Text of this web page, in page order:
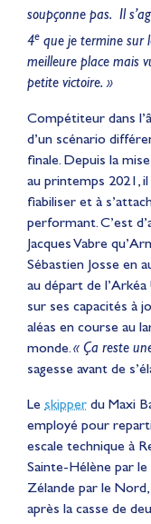
soupçonne pas. Il
4e que je termine sur
meilleure place mais
petite victoire. »
Compétiteur dans
d’un scénario
finale. Depuis la
au printemps 2021,
fiabiliser et à
performant. C’est
Jacques Vabre
Sébastien Josse en
au départ de
sur ses capacités à
aléas en course au
monde.« Ça reste
sagesse avant de
Le skipper du Maxi
employé pour
escale technique à
Sainte-Hélène par
Zélande par le
après la casse de